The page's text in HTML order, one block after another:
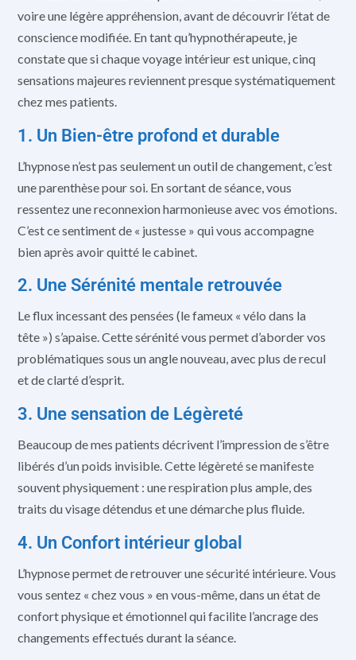
voire une légère appréhension, avant de découvrir l’état de
conscience modifiée. En tant qu’hypnothérapeute, je
constate que si chaque voyage intérieur est unique, cinq
sensations majeures reviennent presque systématiquement
chez mes patients.
1. Un Bien-être profond et durable
L’hypnose n’est pas seulement un outil de changement, c’est
une parenthèse pour soi. En sortant de séance, vous
ressentez une reconnexion harmonieuse avec vos émotions.
C’est ce sentiment de « justesse » qui vous accompagne
bien après avoir quitté le cabinet.
2. Une Sérénité mentale retrouvée
Le flux incessant des pensées (le fameux « vélo dans la
tête ») s’apaise. Cette sérénité vous permet d’aborder vos
problématiques sous un angle nouveau, avec plus de recul
et de clarté d’esprit.
3. Une sensation de Légèreté
Beaucoup de mes patients décrivent l’impression de s’être
libérés d’un poids invisible. Cette légèreté se manifeste
souvent physiquement : une respiration plus ample, des
traits du visage détendus et une démarche plus fluide.
4. Un Confort intérieur global
L’hypnose permet de retrouver une sécurité intérieure. Vous
vous sentez « chez vous » en vous-même, dans un état de
confort physique et émotionnel qui facilite l’ancrage des
changements effectués durant la séance.